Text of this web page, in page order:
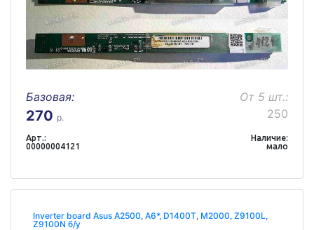
Базовая:
270 р.
От 5 шт.:
250
Арт.:
00000004121
Наличие:
мало
Inverter board Asus A2500, A6*, D1400T, M2000, Z9100L,
Z9100N б/у